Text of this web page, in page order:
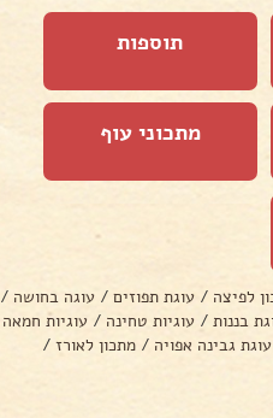
תוספות
מתכוני עוף
לפיצה / עוגת תפוזים / עוגה בחושה /
בננות / עוגיות טחינה / עוגיות חמאה
עוגת גבינה אפויה / מתכון לאורז /